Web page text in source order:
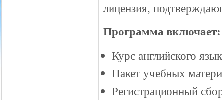
лицензия,
Программа включает:
Курс английского
Пакет учебных
Регистрационный